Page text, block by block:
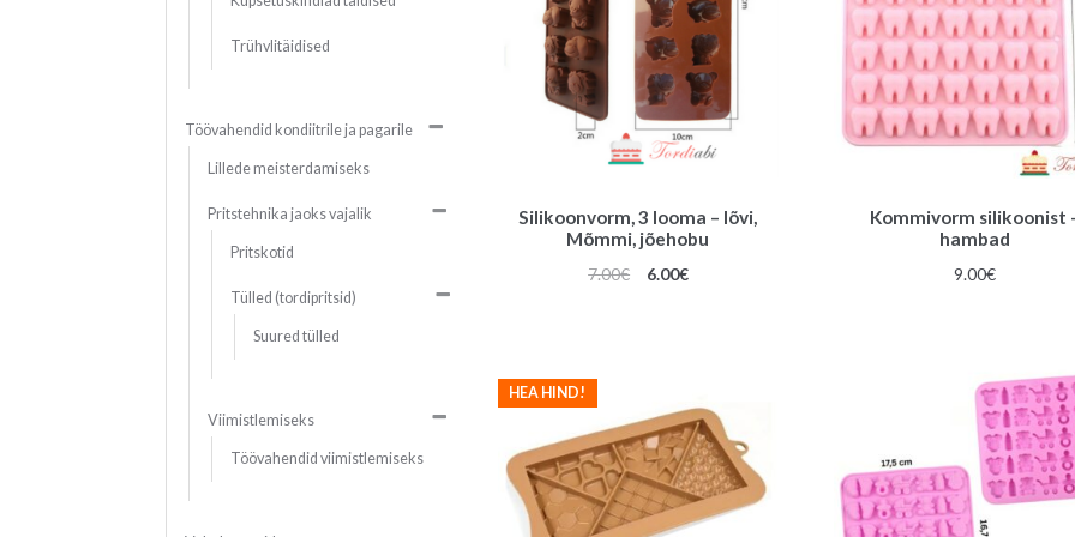
Silikoonvorm, 3 looma – lõvi,
Mõmmi, jõehobu
7.00€
Algne
6.00€Praegune
Kommivorm silikoonist
hambad
9.00€
HEA HIND!
Trühvlitäidised
Töövahendid kondiitrile ja pagarile
Lillede meisterdamiseks
Pritstehnika jaoks vajalik
Pritskotid
Tülled (tordipritsid)
Suured tülled
Viimistlemiseks
Töövahendid viimistlemiseks